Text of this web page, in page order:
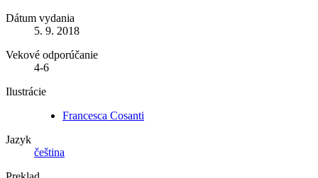
Dátum vydania
5. 9. 2018
Vekové odporúčanie
4-6
Ilustrácie
Francesca Cosanti
Jazyk
čeština